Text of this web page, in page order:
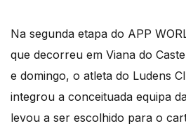
Na segunda etapa do APP
que decorreu em Viana do
e domingo, o atleta do Ludens
integrou a conceituada equipa
levou a ser escolhido para o